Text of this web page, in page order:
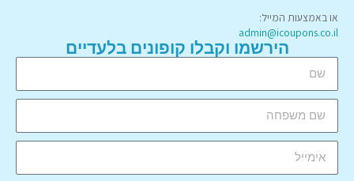
או באמצעות המייל:
admin@icoupons.co.il
הירשמו וקבלו קופונים בלעדיים